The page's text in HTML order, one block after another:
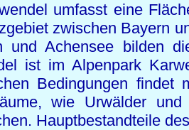
umfasst eine
zwischen Bayern
und Achensee bilden
ist im Alpenpark
Bedingungen findet
wie Urwälder
Hauptbestandteile